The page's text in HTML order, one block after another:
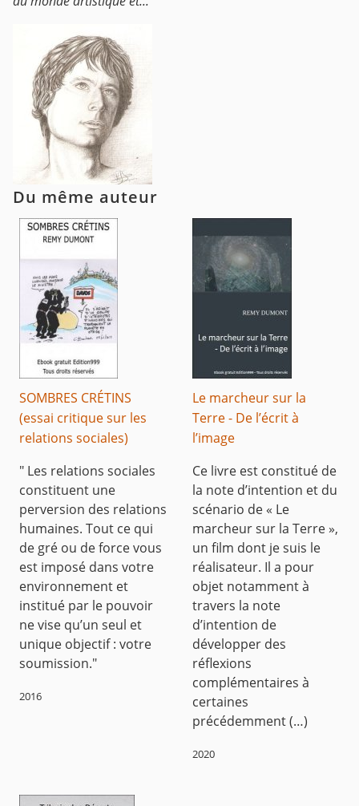
Du même auteur
SOMBRES CRÉTINS
(essai critique sur les
relations sociales)
" Les relations sociales
constituent une
perversion des relations
humaines. Tout ce qui
de gré ou de force vous
est imposé dans votre
environnement et
institué par le pouvoir
ne vise qu’un seul et
unique objectif : votre
soumission."
2016
Le marcheur sur la
Terre - De l’écrit à
l’image
Ce livre est constitué de
la note d’intention et du
scénario de « Le
marcheur sur la Terre »,
un film dont je suis le
réalisateur. Il a pour
objet notamment à
travers la note
d’intention de
développer des
réflexions
complémentaires à
certaines
précédemment (…)
2020